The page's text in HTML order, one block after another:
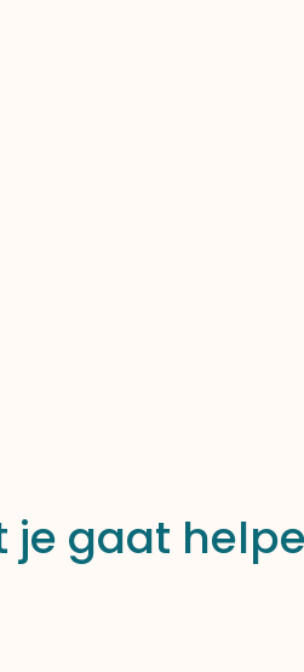
je gaat